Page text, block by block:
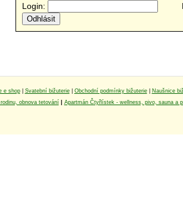
Login:
e shop| Svatební bižuterie| Obchodní podmínky bižuterie| Naušnice
obnova tetování Apartmán Čtyřlístek - wellness, pivo, sauna a